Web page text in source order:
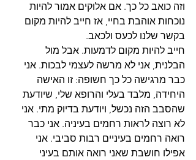
וזה כואב כל כך. אם אלוקים אמור להיות
נוכחות אוהבת בחיי, אז חייב להיות מקום
בקשר שלנו לכעס ולכאב.
חייב להיות מקום לדמעות. אבל מול
הבלנית, אני לא מרשה לעצמי לבכות. אני
כבר מרגישה כל כך חשופה: זו האישה
היחידה, מלבד בעלי והרופא שלי, שיודעת
שהסבב הזה נכשל, ויודעת בדיוק מתי. אני
לא רוצה לראות רחמים בעיניה. אני כבר
רואה רחמים בעיניים רבות סביבי. אני
אפילו חושבת שאני רואה אותם בעיני